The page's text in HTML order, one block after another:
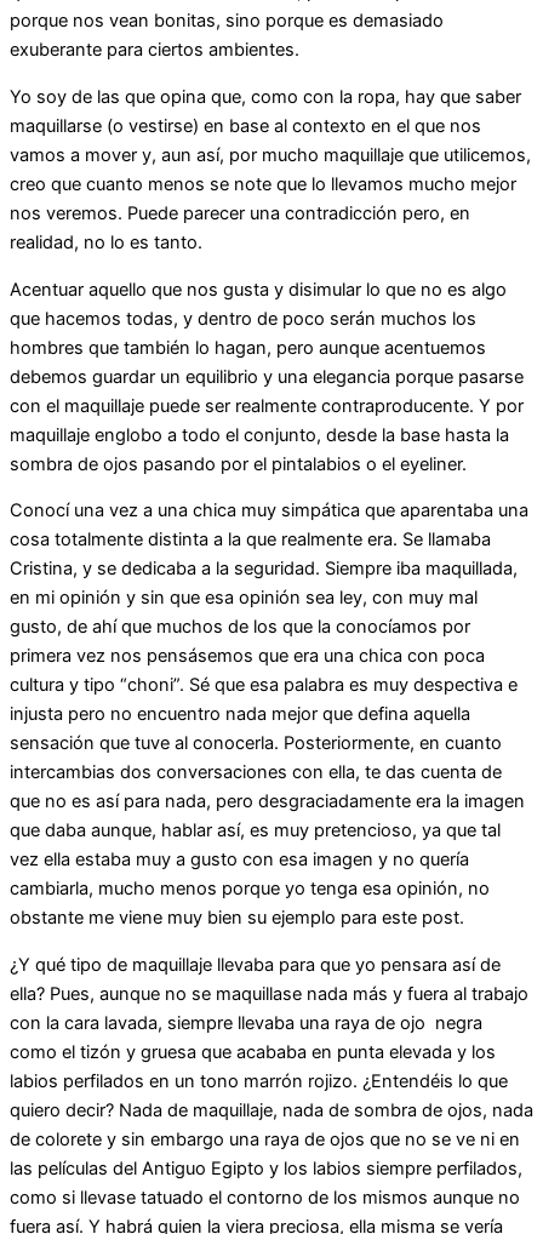
porque nos vean bonitas, sino porque es demasiado
exuberante para ciertos ambientes.
Yo soy de las que opina que, como con la ropa, hay que saber
maquillarse (o vestirse) en base al contexto en el que nos
vamos a mover y, aun así, por mucho maquillaje que utilicemos,
creo que cuanto menos se note que lo llevamos mucho mejor
nos veremos. Puede parecer una contradicción pero, en
realidad, no lo es tanto.
Acentuar aquello que nos gusta y disimular lo que no es algo
que hacemos todas, y dentro de poco serán muchos los
hombres que también lo hagan, pero aunque acentuemos
debemos guardar un equilibrio y una elegancia porque pasarse
con el maquillaje puede ser realmente contraproducente. Y por
maquillaje englobo a todo el conjunto, desde la base hasta la
sombra de ojos pasando por el pintalabios o el eyeliner.
Conocí una vez a una chica muy simpática que aparentaba una
cosa totalmente distinta a la que realmente era. Se llamaba
Cristina, y se dedicaba a la seguridad. Siempre iba maquillada,
en mi opinión y sin que esa opinión sea ley, con muy mal
gusto, de ahí que muchos de los que la conocíamos por
primera vez nos pensásemos que era una chica con poca
cultura y tipo “choni”. Sé que esa palabra es muy despectiva e
injusta pero no encuentro nada mejor que defina aquella
sensación que tuve al conocerla. Posteriormente, en cuanto
intercambias dos conversaciones con ella, te das cuenta de
que no es así para nada, pero desgraciadamente era la imagen
que daba aunque, hablar así, es muy pretencioso, ya que tal
vez ella estaba muy a gusto con esa imagen y no quería
cambiarla, mucho menos porque yo tenga esa opinión, no
obstante me viene muy bien su ejemplo para este post.
¿Y qué tipo de maquillaje llevaba para que yo pensara así de
ella? Pues, aunque no se maquillase nada más y fuera al trabajo
con la cara lavada, siempre llevaba una raya de ojo negra
como el tizón y gruesa que acababa en punta elevada y los
labios perfilados en un tono marrón rojizo. ¿Entendéis lo que
quiero decir? Nada de maquillaje, nada de sombra de ojos, nada
de colorete y sin embargo una raya de ojos que no se ve ni en
las películas del Antiguo Egipto y los labios siempre perfilados,
como si llevase tatuado el contorno de los mismos aunque no
fuera así. Y habrá quien la viera preciosa, ella misma se vería